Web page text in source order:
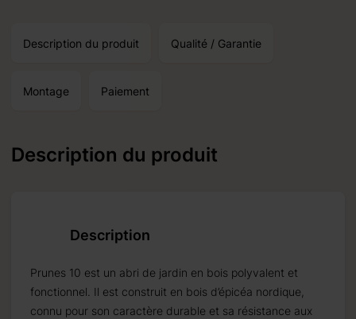
Description du produit Qualité / Garantie
Montage Paiement
Description du produit
Description
Prunes 10 est un abri de jardin en bois polyvalent et
fonctionnel. Il est construit en bois d’épicéa nordique,
connu pour son caractère durable et sa résistance aux
pour les